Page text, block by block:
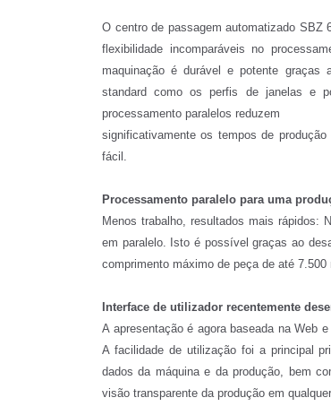
O centro de passagem automatizado SBZ
flexibilidade incomparáveis no
maquinação é durável e potente
standard como os perfis de janelas e
processamento paralelos reduzem
significativamente os tempos de
fácil.
Processamento paralelo para uma
Menos trabalho, resultados mais rápidos:
em paralelo. Isto é possível graças ao
comprimento máximo de peça de até 7.500
Interface de utilizador recentemente
A apresentação é agora baseada na Web
A facilidade de utilização foi a principal
dados da máquina e da produção, bem
visão transparente da produção em